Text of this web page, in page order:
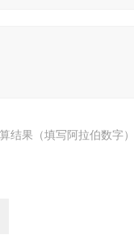
结果（填写阿拉伯数字